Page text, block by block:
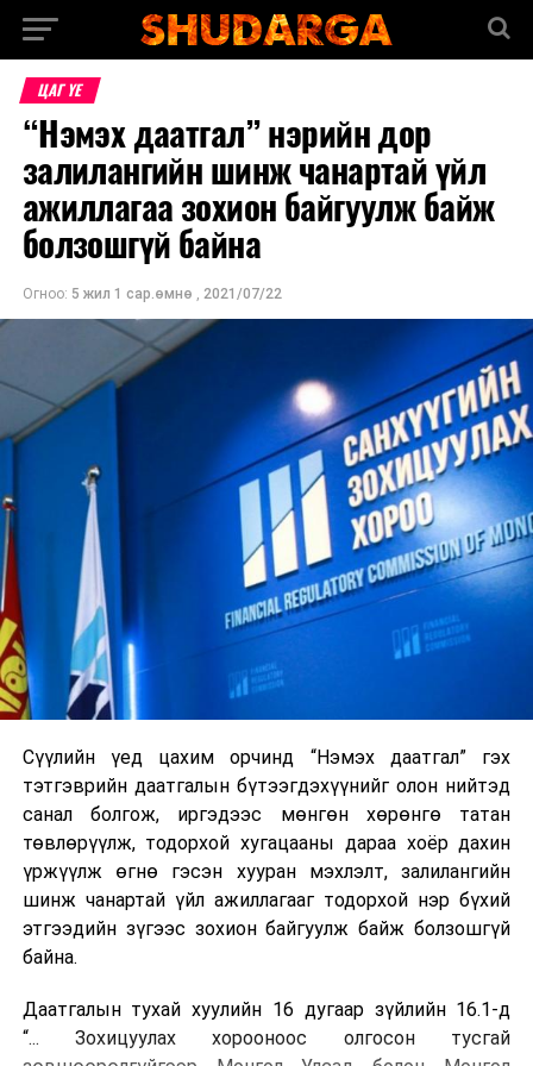
ЦАГ ҮЕ
“Нэмэх даатгал” нэрийн дор
залилангийн шинж чанартай үйл
ажиллагаа зохион байгуулж байж
болзошгүй байна
Огноо: 5 жил 1 сар.өмнө , 2021/07/22
Сүүлийн үед цахим орчинд “Нэмэх даатгал” гэх
тэтгэврийн даатгалын бүтээгдэхүүнийг олон нийтэд
санал болгож, иргэдээс мөнгөн хөрөнгө татан
төвлөрүүлж, тодорхой хугацааны дараа хоёр дахин
үржүүлж өгнө гэсэн хууран мэхлэлт, залилангийн
шинж чанартай үйл ажиллагааг тодорхой нэр бүхий
этгээдийн зүгээс зохион байгуулж байж болзошгүй
байна.
Даатгалын тухай хуулийн 16 дугаар зүйлийн 16.1-д
“... Зохицуулах хорооноос олгосон тусгай